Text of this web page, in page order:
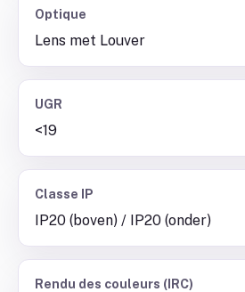
Optique
Lens met Louver
UGR
<19
Classe IP
IP20 (boven) / IP20 (onder)
Rendu des couleurs (IRC)